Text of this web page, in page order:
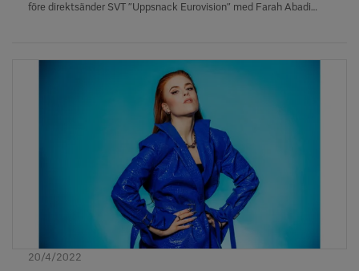
före direktsänder SVT ”Uppsnack Eurovision” med Farah Abadi
missa i årets tävling, säger Farah Abadi.
20/4/2022